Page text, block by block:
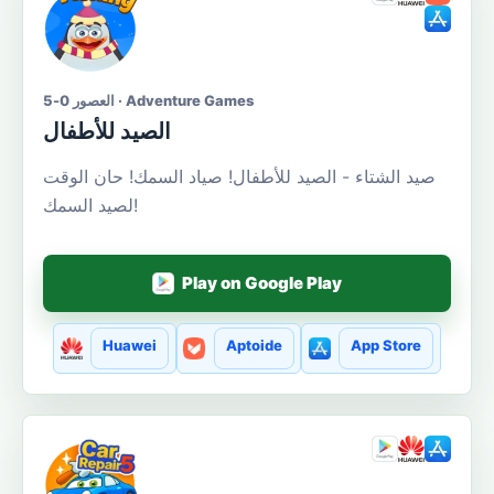
العصور 0-5 · Adventure Games
الصيد للأطفال
صيد الشتاء - الصيد للأطفال! صياد السمك! حان الوقت
لصيد السمك!
Play on Google Play
Huawei Aptoide App Store